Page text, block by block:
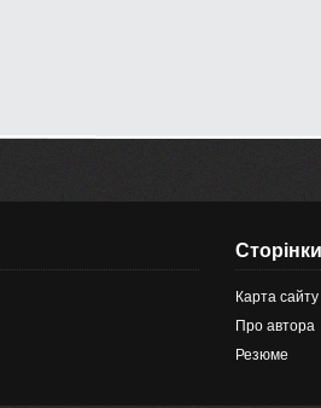
Сторінки
Карта сайту
Про автора
Резюме